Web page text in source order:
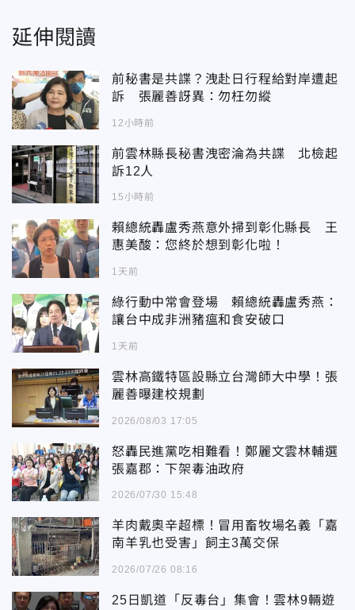
延伸閱讀
前秘書是共諜？洩赴日行程給對岸遭起
訴 張麗善訝異：勿枉勿縱
12小時前
前雲林縣長秘書洩密淪為共諜 北檢起
訴12人
15小時前
賴總統轟盧秀燕意外掃到彰化縣長 王
惠美酸：您終於想到彰化啦！
1天前
綠行動中常會登場 賴總統轟盧秀燕：
讓台中成非洲豬瘟和食安破口
1天前
雲林高鐵特區設縣立台灣師大中學！張
麗善曝建校規劃
2026/08/03 17:05
怒轟民進黨吃相難看！鄭麗文雲林輔選
張嘉郡：下架毒油政府
2026/07/30 15:48
羊肉戴奧辛超標！冒用畜牧場名義「嘉
南羊乳也受害」飼主3萬交保
2026/07/26 08:16
25日凱道「反毒台」集會！雲林9輛遊